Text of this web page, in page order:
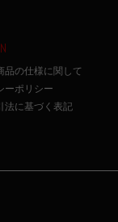
品の仕様に関して
ーポリシー
法に基づく表記